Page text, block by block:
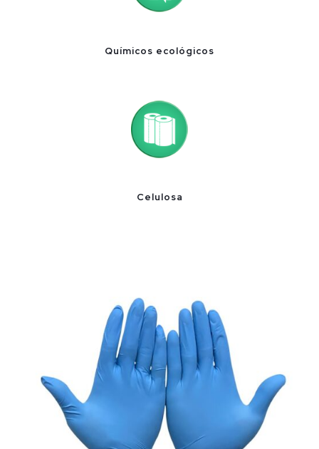
Químicos ecológicos
Celulosa